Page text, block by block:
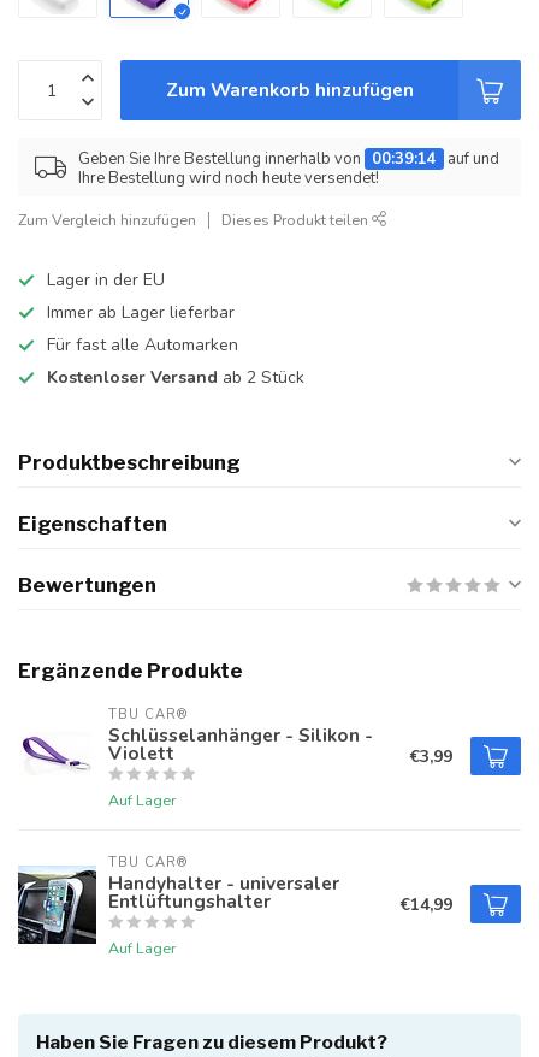
Zum Warenkorb hinzufügen
Geben Sie Ihre Bestellung innerhalb von 00:39:14
auf und
Ihre Bestellung wird noch heute versendet!
Zum Vergleich hinzufügen Dieses Produkt teilen
Lager in der EU
Immer ab Lager lieferbar
Für fast alle Automarken
Kostenloser Versand ab 2 Stück
Produktbeschreibung
Eigenschaften
Bewertungen
Ergänzende Produkte
TBU CAR®
Schlüsselanhänger - Silikon -
Violett
Auf Lager
€3,99
TBU CAR®
Handyhalter - universaler
Entlüftungshalter
Auf Lager
€14,99
Haben Sie Fragen zu diesem Produkt?